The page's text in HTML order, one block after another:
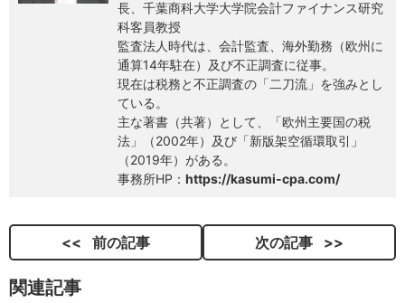
長、千葉商科大学大学院会計ファイナンス研究
科客員教授
監査法人時代は、会計監査、海外勤務（欧州に
通算14年駐在）及び不正調査に従事。
現在は税務と不正調査の「二刀流」を強みとし
ている。
主な著書（共著）として、「欧州主要国の税
法」（2002年）及び「新版架空循環取引」
（2019年）がある。
事務所HP： https://kasumi-cpa.com/
前の記事 次の記事
関連記事